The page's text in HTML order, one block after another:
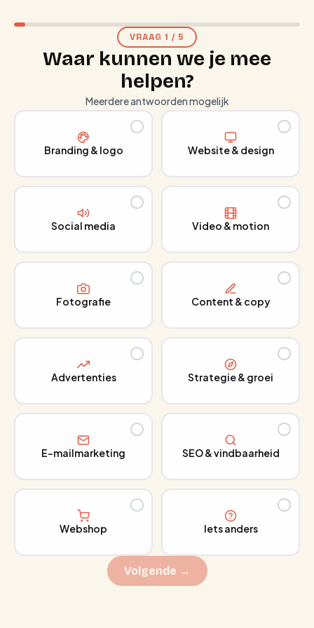
VRAAG 1 / 5
Waar kunnen we je mee
helpen?
Meerdere antwoorden mogelijk
Branding & logo Website & design
Social media Video & motion
Fotografie Content & copy
Advertenties Strategie & groei
E-mailmarketing SEO & vindbaarheid
Webshop Iets anders
Volgende →